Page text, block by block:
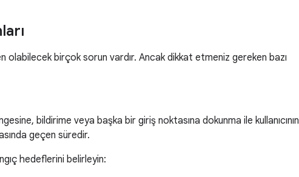
birçok sorun vardır. Ancak dikkat etmeniz gereken bazı
bildirime veya başka bir giriş noktasına dokunma ile kullanıcının
geçen süredir.
hedeflerini belirleyin: